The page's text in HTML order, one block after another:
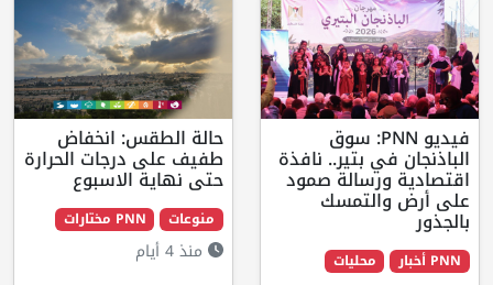
فيديو PNN: سوق
بتير.. نافذة
صمود
محليات
حالة الطقس: انخفاض
طفيف على درجات الحرارة
حتى نهاية الاسبوع
PNN مختارات